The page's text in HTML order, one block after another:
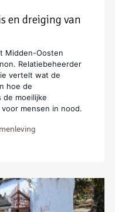
en dreiging van
Midden-Oosten
Relatiebeheerder
vertelt wat de
hoe de
de moeilijke
mensen in nood.